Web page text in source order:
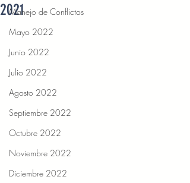
Manejo de Conflictos
Mayo 2022
Junio 2022
Julio 2022
Agosto 2022
Septiembre 2022
Octubre 2022
Noviembre 2022
Diciembre 2022
2021